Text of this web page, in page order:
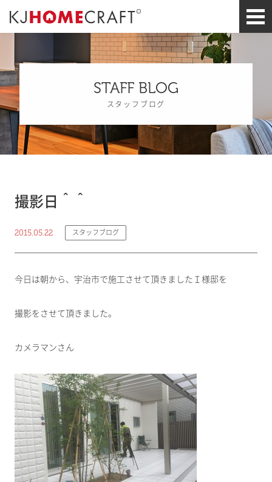
STAFF BLOG
スタッフブログ
撮影日＾＾
2015.05.22 スタッフブログ
今日は朝から、宇治市で施工させて頂きましたＩ様邸を
撮影をさせて頂きました。
カメラマンさん